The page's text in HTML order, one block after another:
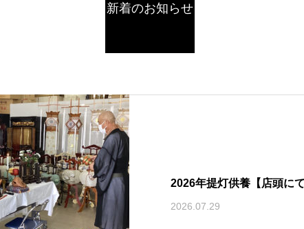
新着のお知らせ
2026年提灯供養【店頭に
2026.07.29